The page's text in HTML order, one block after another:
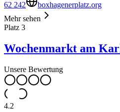
62 242
boxhagenerplatz.org
Mehr sehen
Platz 3
Wochenmarkt am
Unsere Bewertung
4.2